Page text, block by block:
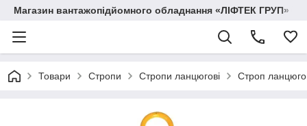
Магазин вантажопідйомного обладнання «ЛІФТЕК ГРУП»
Товари Стропи Стропи ланцюгові Строп